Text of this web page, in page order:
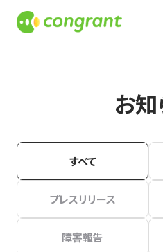
お
すべて
プレスリリース
障害報告